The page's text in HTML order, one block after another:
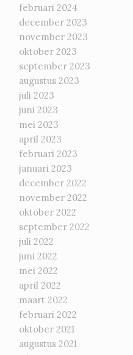
februari 2024
december 2023
november 2023
oktober 2023
september 2023
augustus 2023
juli 2023
juni 2023
mei 2023
april 2023
februari 2023
januari 2023
december 2022
november 2022
oktober 2022
september 2022
juli 2022
juni 2022
mei 2022
april 2022
maart 2022
februari 2022
oktober 2021
augustus 2021